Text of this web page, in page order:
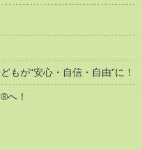
もが“安心・自信・自由”に！
へ！